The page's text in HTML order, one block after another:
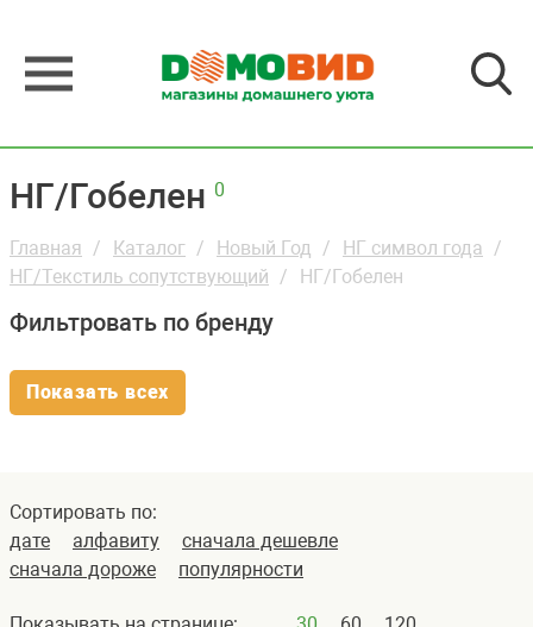
НГ/Гобелен 0
Главная Каталог Новый Год
НГ символ года
НГ/Текстиль сопутствующий
НГ/Гобелен
Фильтровать по бренду
Показать всех
Сортировать по:
дате
алфавиту
сначала дешевле
сначала дороже
популярности